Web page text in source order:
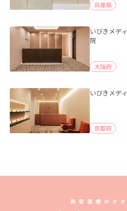
兵庫県
いびきメデ
院
大阪府
いびきメデ
京都府